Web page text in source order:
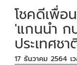
โชคดีเพื่อ
'แกนนำ ก
ประเทศช
17 ธันวาคม 2564 เ